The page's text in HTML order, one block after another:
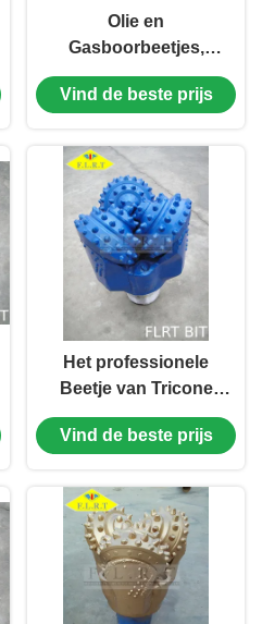
Olie en
Gasboorbeetjes,
311.2mm Tricone de
Beetjes
van de Rotsrol
Vind de beste prijs
Het professionele
Beetje van Tricone
Beetje/Rol Kegel van
TCI voor Middelgrote
Vind de beste prijs